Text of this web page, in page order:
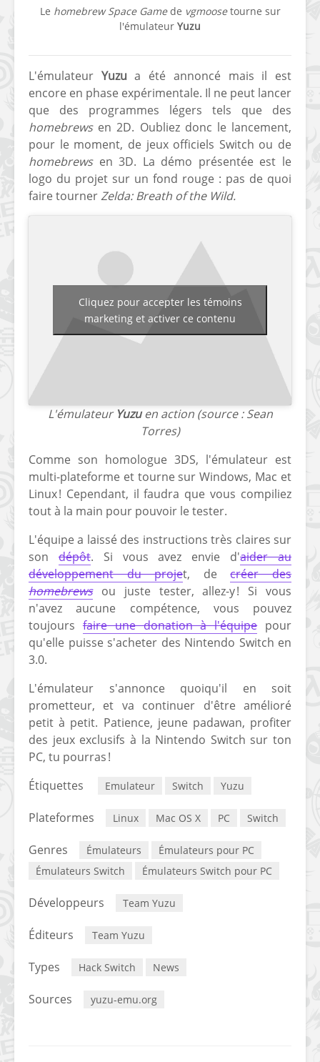
Le homebrew Space Gamede vgmoosetourne sur
l'émulateur Yuzu
L'émulateur Yuzu a été annoncé mais il est
encore en phase expérimentale. Il ne peut lancer
que des programmes légers tels que des
homebrewsen 2D. Oubliez donc le lancement,
pour le moment, de jeux officiels Switch ou de
homebrewsen 3D. La démo présentée est le
logo du projet sur un fond rouge : pas de quoi
faire tournerZelda: Breath of the Wild.
Cliquez pour accepter les témoins
marketing et activer ce contenu
L'émulateur Yuzuen action (source : Sean
Torres)
Comme son homologue 3DS, l'émulateur est
multi-plateforme et tourne sur Windows, Mac et
Linux ! Cependant, il faudra que vous compiliez
tout à la main pour pouvoir le tester.
L'équipe a laissé des instructions très claires sur
sondépôt. Si vous avez envie d'aider au
développement du projet, decréer des
homebrewsou juste tester, allez-y ! Si vous
n'avez aucune compétence, vous pouvez
toujoursfaire une donation à l'équipepour
qu'elle puisse s'acheter des Nintendo Switch en
3.0.
L'émulateur s'annonce quoiqu'il en soit
prometteur, et va continuer d'être amélioré
petit à petit. Patience, jeune padawan, profiter
des jeux exclusifs à la Nintendo Switch sur ton
PC, tu pourras !
Étiquettes
Emulateur Switch Yuzu
Plateformes Linux Mac OS X PC Switch
Genres Émulateurs
Émulateurs pour PC
Émulateurs Switch
Émulateurs Switch pour PC
Développeurs Team Yuzu
Éditeurs Team Yuzu
Types Hack Switch News
Sources yuzu-emu.org
homebrews
PSP 2000/3000 est
désormais
possible avec Baryon
en 6.72
[PS4] Le point sur le
fameux jailbreak pour
6.72 / 7.02
[Vita] La team CBPS
dévoile dans une
nouveaux projets
[Switch]
[3DS]
TUTO -
jouer à
qui fête
Custom